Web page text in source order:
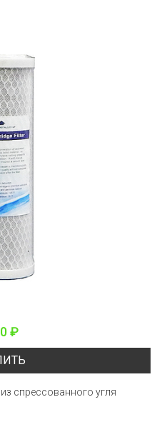
₽
спрессованного угля